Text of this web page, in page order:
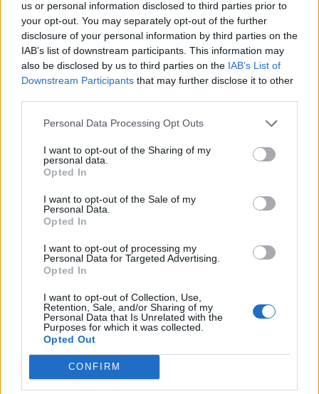
us or personal information disclosed to third parties prior to
your opt-out. You may separately opt-out of the further
disclosure of your personal information by third parties on the
IAB’s list of downstream participants. This information may
also be disclosed by us to third parties on the IAB’s List of
Downstream Participants that may further disclose it to other
Personal Data Processing Opt Outs
I want to opt-out of the Sharing of my
personal data.
Opted In
I want to opt-out of the Sale of my
Personal Data.
Opted In
I want to opt-out of processing my
Personal Data for Targeted Advertising.
Opted In
I want to opt-out of Collection, Use,
Retention, Sale, and/or Sharing of my
Personal Data that Is Unrelated with the
Purposes for which it was collected.
Opted Out
CONFIRM
κατασχέθηκαν.
Διάβασε σχετικά
δήμου Κορινθίων
Σύλληψη δύο ατόμων στο Τολό για κλοπή και
ναρκωτικά
Διάβασε περισσότερα
Πελοπόννησος Αστυνομικό ρεπορτάζ Κοινωνία